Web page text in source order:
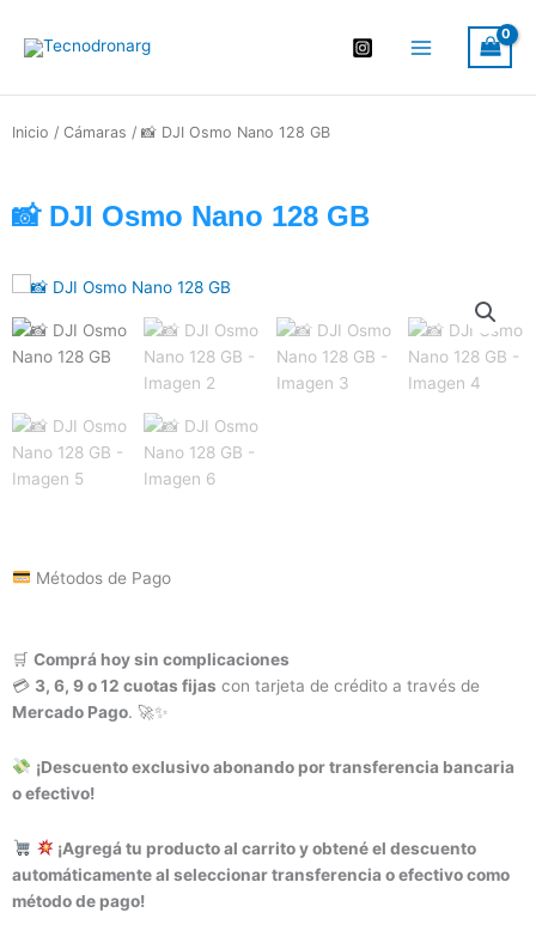
Inicio / Cámaras / 📸 DJI Osmo Nano 128 GB
📸 DJI Osmo Nano 128 GB
Métodos de Pago
🛒 Comprá hoy sin complicaciones
💳 3, 6, 9 o 12 cuotas fijas con tarjeta de crédito a través de
Mercado Pago. 🚀✨
¡Descuento exclusivo abonando por transferencia bancaria
o efectivo!
¡Agregá tu producto al carrito y obtené el descuento
automáticamente al seleccionar transferencia o efectivo como
método de pago!